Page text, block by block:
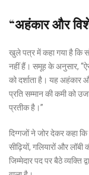
“अहंकार और
खुले पत्र में कहा गया है कि
नहीं हैं। समूह के अनुसार,
को दर्शाता है। यह अहंकार
प्रति सम्मान की कमी को
प्रतीक है।”
दिग्गजों ने जोर देकर कहा
सीढ़ियों, गलियारों और
जिम्मेदार पद पर बैठे व्यक्ति